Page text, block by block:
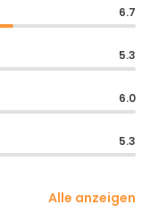
6.7
5.3
6.0
5.3
Alle anzeigen